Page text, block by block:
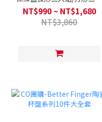
組/大全套四入組-FIKA/奶茶
粉/淺沙色/暗夜灰(4色任選)
NT$990 ~ NT$1,680
NT$3,860